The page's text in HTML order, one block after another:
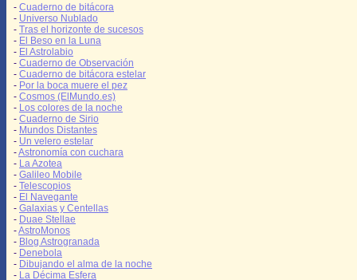
- Cuaderno de bitácora
- Universo Nublado
- Tras el horizonte de sucesos
- El Beso en la Luna
- El Astrolabio
- Cuaderno de Observación
- Cuaderno de bitácora estelar
- Por la boca muere el pez
- Cosmos (ElMundo.es)
- Los colores de la noche
- Cuaderno de Sirio
- Mundos Distantes
- Un velero estelar
-Astronomía con cuchara
- La Azotea
- Galileo Mobile
- Telescopios
- El Navegante
- Galaxias y Centellas
- Duae Stellae
-AstroMonos
- Blog Astrogranada
- Denebola
- Dibujando el alma de la noche
- La Décima Esfera